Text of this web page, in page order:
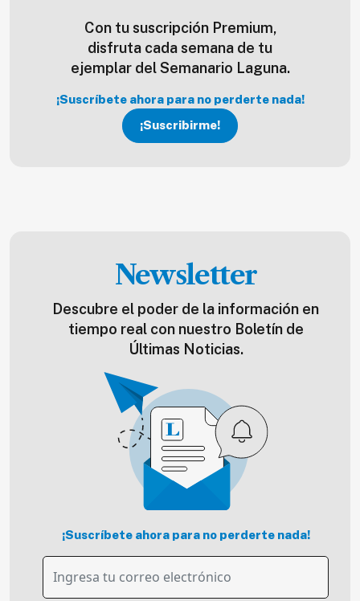
Con tu suscripción Premium,
disfruta cada semana de tu
ejemplar del Semanario Laguna.
¡Suscríbete ahora para no perderte nada!
¡Suscribirme!
Newsletter
Descubre el poder de la información en
tiempo real con nuestro Boletín de
Últimas Noticias.
¡Suscríbete ahora para no perderte nada!